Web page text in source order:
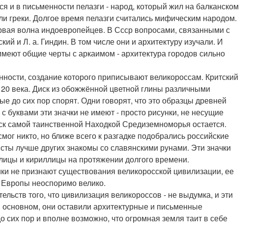
и в письменности пелазги - народ, который жил на балканском
греки. Долгое время пелазги считались мифическим народом.
волна индоевропейцев. В Ссср вопросами, связанными с
и Л. а. Гиндин. В том числе они и архитектуру изучали. И
общие черты с аркаимом - архитектура городов сильно
создание которого приписывают великороссам. Критский
века. Диск из обожжённой цветной глины различными
до сих пор спорят. Одни говорят, что это образцы древней
буквами эти значки не имеют - просто рисунки, не несущие
самой таинственной Находкой Средиземноморья остается.
никто, но ближе всего к разгадке подобрались российские
лучше других знакомы со славянскими рунами. Эти значки
и кириллицы на протяжении долгого времени.
не признают существования великоросской цивилизации, ее
неоспоримо велико.
того, что цивилизация великороссов - не выдумка, и эти
они оставили архитектурные и письменные
сих пор и вполне возможно, что огромная земля таит в себе